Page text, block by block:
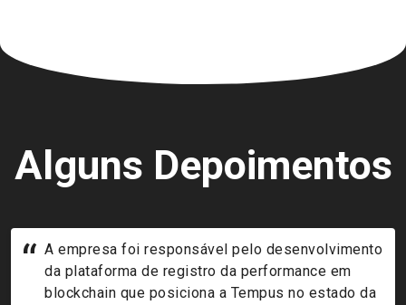
Alguns Depoimentos
“ A empresa foi responsável pelo desenvolvimento
da plataforma de registro da performance em
blockchain que posiciona a Tempus no estado da